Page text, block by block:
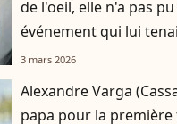
de l'oeil, elle n'a pas
événement qui lui
3 mars 2026
Alexandre Varga
papa pour la première